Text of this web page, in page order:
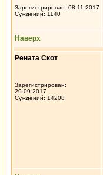
Зарегистрирован: 08.11.2017
Суждений: 1140
Наверх
Рената Скот
Зарегистрирован:
29.09.2017
Суждений: 14208